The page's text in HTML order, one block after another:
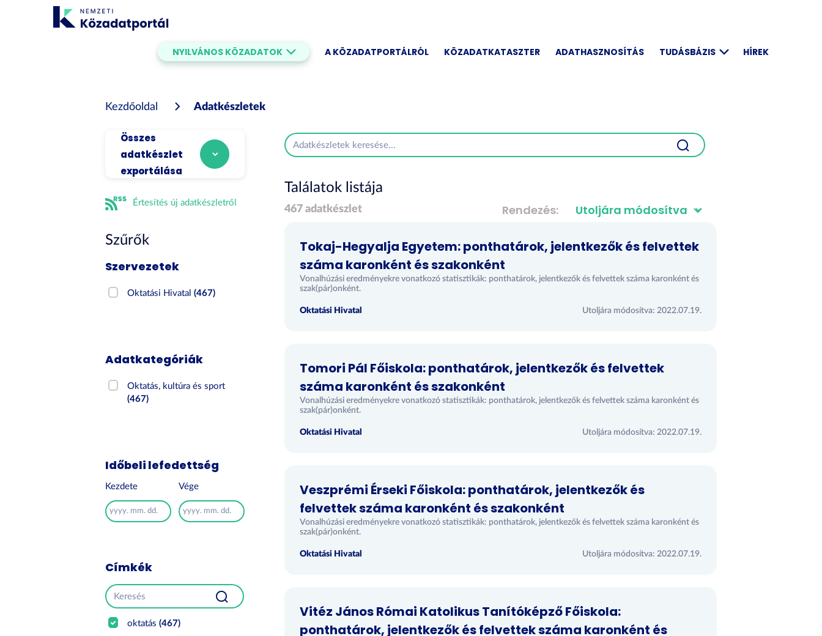
NYILVÁNOS KÖZADATOK A KÖZADATPORTÁLRÓL KÖZADATKATASZTER ADATHASZNOSÍTÁS TUDÁSBÁZIS HÍREK
Kezdőoldal Adatkészletek
Összes
adatkészlet
exportálása
Értesítés új adatkészletről
Szűrők
Szervezetek
Oktatási Hivatal(467)
Adatkategóriák
Oktatás, kultúra és sport
(467)
Időbeli lefedettség
Kezdete Vége
Címkék
oktatás(467)
Rendezés
Találatok listája
467 adatkészlet
Tokaj-Hegyalja Egyetem: ponthatárok, jelentkezők és felvettek
száma karonként és szakonként
Vonalhúzási eredményekre vonatkozó statisztikák: ponthatárok, jelentkezők és felvettek száma karonként és
szak(pár)onként.
Oktatási Hivatal Utoljára módosítva: 2022.07.19.
Tomori Pál Főiskola: ponthatárok, jelentkezők és felvettek
száma karonként és szakonként
Vonalhúzási eredményekre vonatkozó statisztikák: ponthatárok, jelentkezők és felvettek száma karonként és
szak(pár)onként.
Oktatási Hivatal Utoljára módosítva: 2022.07.19.
Veszprémi Érseki Főiskola: ponthatárok, jelentkezők és
felvettek száma karonként és szakonként
Vonalhúzási eredményekre vonatkozó statisztikák: ponthatárok, jelentkezők és felvettek száma karonként és
szak(pár)onként.
Oktatási Hivatal Utoljára módosítva: 2022.07.19.
Vitéz János Római Katolikus Tanítóképző Főiskola:
ponthatárok, jelentkezők és felvettek száma karonként és